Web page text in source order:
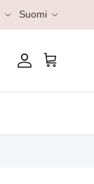
Suomi
Tili Ostoskori